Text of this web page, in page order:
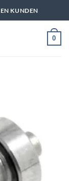
KUNDEN
0